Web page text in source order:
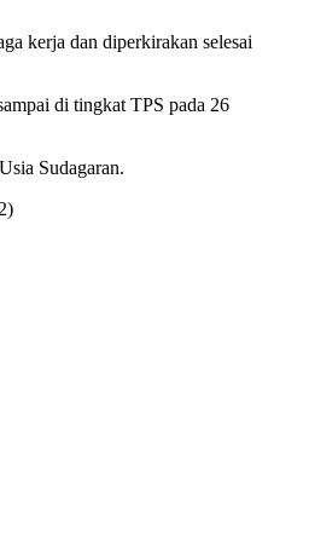
kerja dan diperkirakan selesai
di tingkat TPS pada 26
Sudagaran.